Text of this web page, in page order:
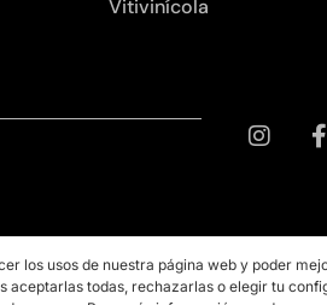
Vitivinícola
los usos de nuestra página web y poder
aceptarlas todas, rechazarlas o elegir tu